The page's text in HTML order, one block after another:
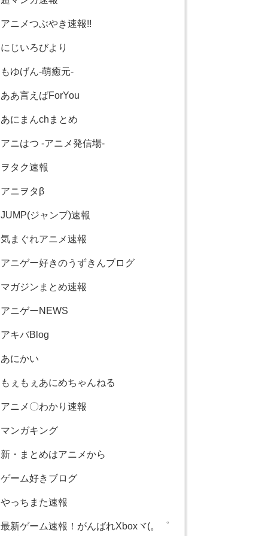
アニメつぶやき速報!!
にじいろびより
もゆげん-萌癒元-
ああ言えばForYou
あにまんchまとめ
アニはつ -アニメ発信場-
ヲタク速報
アニヲタβ
JUMP(ジャンプ)速報
気まぐれアニメ速報
アニゲー好きのうずきんブログ
マガジンまとめ速報
アニゲーNEWS
アキバBlog
あにかい
もぇもぇあにめちゃんねる
アニメ〇わかり速報
マンガキング
新・まとめはアニメから
ゲーム好きブログ
やっちまた速報
最新ゲーム速報！がんばれXboxヾ(。゜